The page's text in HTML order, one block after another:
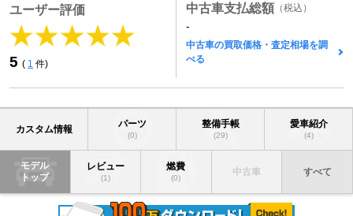
ユーザー評価
5 ( 1 件)
中古車支払総額 （税込）
-
中古車の買取価格・査定相場を調
べる
カスタム情報 パーツ
(0)
整備手帳
(29)
愛車紹介
(4)
モデル
トップ
レビュー
(1)
燃費
(0)
中古車 すべて